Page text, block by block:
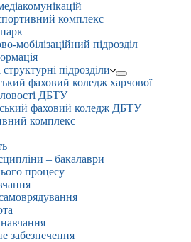
комплекс
мобілізаційний підрозділ
підрозділи
фаховий коледж харчової
ДБТУ
фаховий коледж ДБТУ
комплекс
– бакалаври
процесу
забезпечення